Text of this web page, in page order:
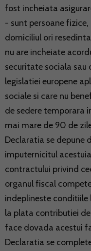
fost incheiata
- sunt persoane
domiciliul ori
nu are incheiate
securitate sociala sau
legislatiei europene
sociale si care nu
de sedere temporara
mai mare de 90 de
Declaratia se depune
imputernicitul
contractului privind
organul fiscal
indeplineste conditiile
la plata contributiei
face dovada acestui
Declaratia se